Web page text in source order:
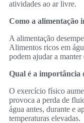
atividades ao ar livre.
Como a alimentação
A alimentação
Alimentos ricos em
podem ajudar a
Qual é a importância
O exercício físico
provoca a perda de
água antes, durante e
temperaturas elevadas.